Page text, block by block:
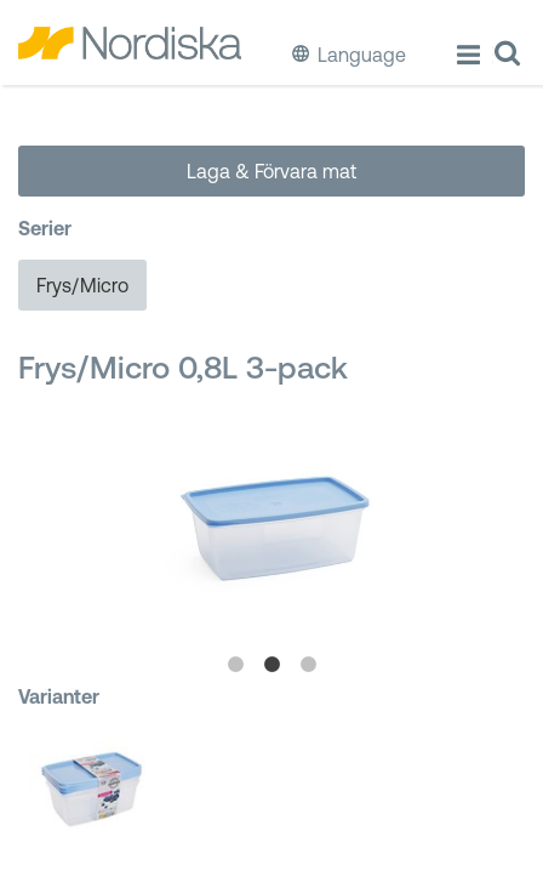
Language
Laga & Förvara mat
Diska & Städa
Förvaring
Hinkar & Tunnor
Laga & Förvara mat
Serier
Frys/Micro
Frys/Micro 0,8L 3-pack
Varianter